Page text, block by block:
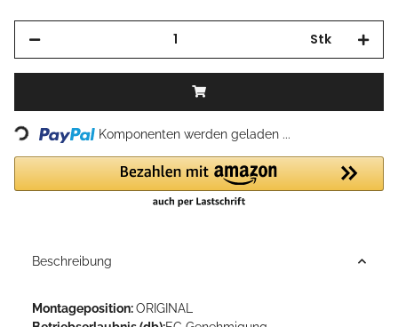
Stk
Loading... Komponenten werden geladen ...
Beschreibung
Montageposition:ORIGINAL